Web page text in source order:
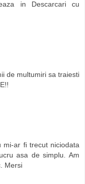
in Descarcari cu
de multumiri sa traiesti
mi-ar fi trecut niciodata
asa de simplu. Am
Mersi